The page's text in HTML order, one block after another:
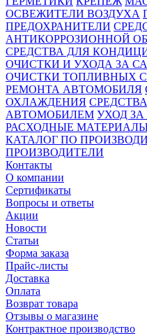
ОСВЕЖИТЕЛИ ВОЗДУХА
ПРЕДОХРАНИТЕЛИ
АНТИКОРРОЗИОННОЙ
СРЕДСТВА ДЛЯ
ОЧИСТКИ И УХОДА ЗА
ОЧИСТКИ ТОПЛИВНЫХ
РЕМОНТА АВТОМОБИЛЯ
ОХЛАЖДЕНИЯ
АВТОМОБИЛЕМ УХОД
РАСХОДНЫЕ
КАТАЛОГ ПО
ПРОИЗВОДИТЕЛИ
Контакты
О компании
Сертификаты
Вопросы и ответы
Акции
Новости
Статьи
Форма заказа
Прайс-листы
Доставка
Оплата
Возврат товара
Отзывы о магазине
Контрактное производство